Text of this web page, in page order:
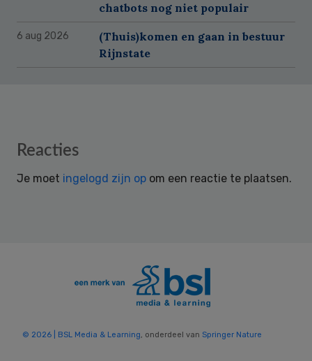
chatbots nog niet populair
6 aug 2026
(Thuis)komen en gaan in bestuur
Rijnstate
Reader
Reacties
Je moet ingelogd zijn op om een reactie te plaatsen.
© 2026 | BSL Media & Learning, onderdeel van Springer Nature